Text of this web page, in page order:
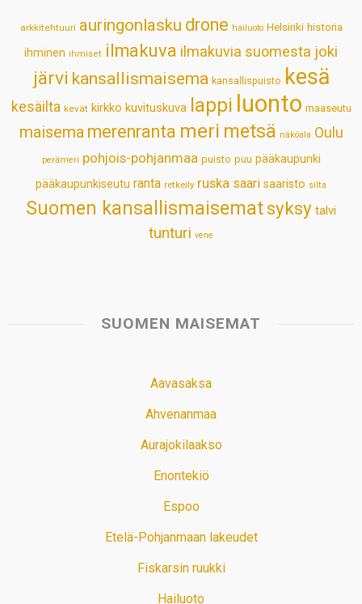
p
k
n
s
t
arkkitehtuuri auringonlasku drone hailuoto Helsinki historia
ihminen ihmiset ilmakuva ilmakuvia suomesta joki
järvi kansallismaisema kansallispuisto kesä
kesäilta kevät kirkko kuvituskuva lappi luonto maaseutu
maisema merenranta meri metsä näköala Oulu
perämeri pohjois-pohjanmaa puisto puu pääkaupunki
pääkaupunkiseutu ranta retkeily ruska saari saaristo silta
Suomen kansallismaisematsyksy talvi
tunturi vene
SUOMEN MAISEMAT
Aavasaksa
Ahvenanmaa
Aurajokilaakso
Enontekiö
Espoo
Etelä-Pohjanmaan lakeudet
Fiskarsin ruukki
Hailuoto